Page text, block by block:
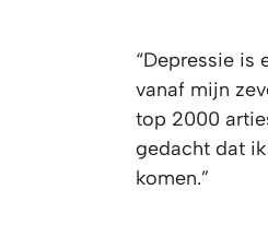
“Depressie is
vanaf mijn
top 2000
gedacht dat
komen.”